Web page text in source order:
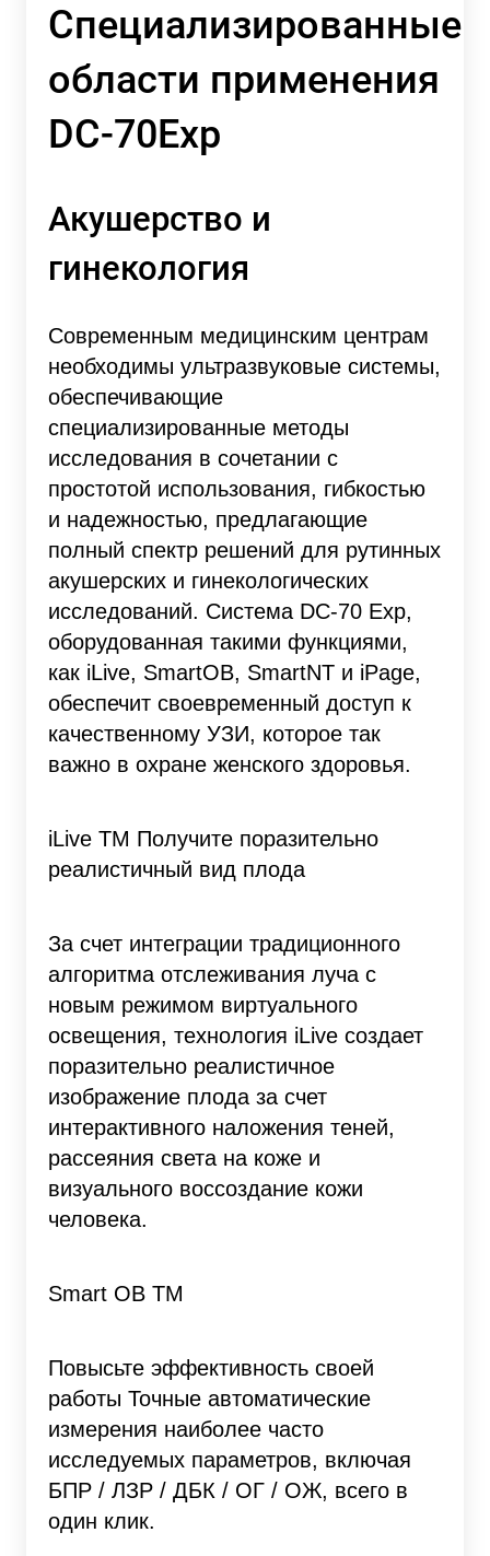
Специализированные
области применения
DC-70Exp
Акушерство и
гинекология
Современным медицинским центрам
необходимы ультразвуковые системы,
обеспечивающие
специализированные методы
исследования в сочетании с
простотой использования, гибкостью
и надежностью, предлагающие
полный спектр решений для рутинных
акушерских и гинекологических
исследований. Система DC-70 Exp,
оборудованная такими функциями,
как iLive, SmartOB, SmartNT и iPage,
обеспечит своевременный доступ к
качественному УЗИ, которое так
важно в охране женского здоровья.
iLive TM Получите поразительно
реалистичный вид плода
За счет интеграции традиционного
алгоритма отслеживания луча с
новым режимом виртуального
освещения, технология iLive создает
поразительно реалистичное
изображение плода за счет
интерактивного наложения теней,
рассеяния света на коже и
визуального воссоздание кожи
человека.
Smart OB TM
Повысьте эффективность своей
работы Точные автоматические
измерения наиболее часто
исследуемых параметров, включая
БПР / ЛЗР / ДБК / ОГ / ОЖ, всего в
один клик.